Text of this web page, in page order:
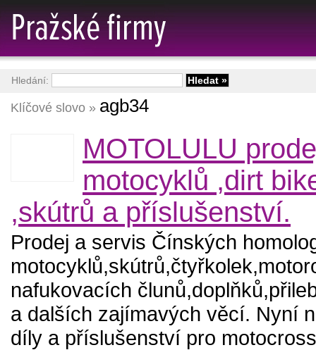
Klíčové slovo » agb34
MOTOLULU
motocyklů ,dirt
,skútrů a příslušenství.
Prodej a servis Čínských
nafukovacích
a dalších zajímavých věcí. Nyní
díly a příslušenství pro
Hledání: